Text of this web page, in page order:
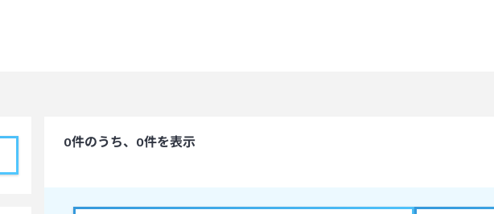
0件のうち、0件を表示